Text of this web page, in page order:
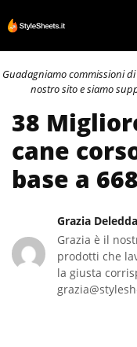
al
contenuto
Guadagniamo commissioni
nostro sito e siamo
38
cane
base a
Grazia Deledda
Grazia è il
prodotti che
la giusta